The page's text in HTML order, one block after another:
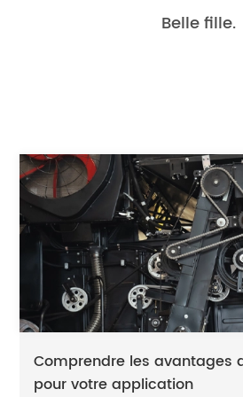
Belle fille.
Comprendre les avantages
pour votre application